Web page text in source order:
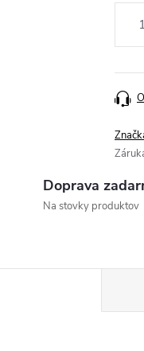
Doprava
Na stovky produktov